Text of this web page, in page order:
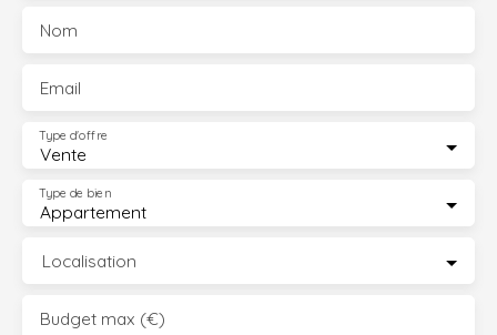
Nom
Email
Vente
Type d'offre
Appartement
Type de bien
Localisation
Budget max (€)